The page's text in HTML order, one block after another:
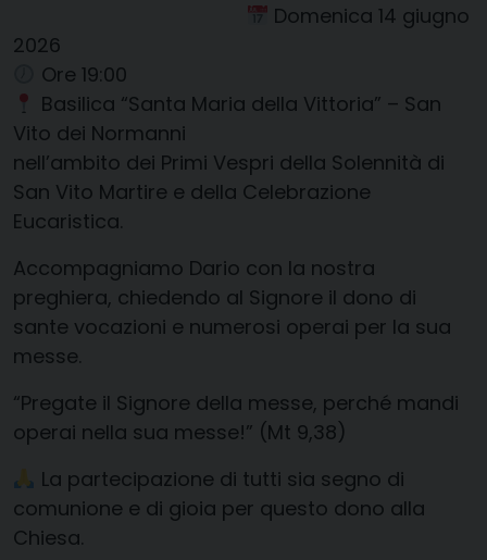
Domenica 14 giugno
2026
Ore 19:00
Basilica “Santa Maria della Vittoria” – San
Vito dei Normanni
nell’ambito dei Primi Vespri della Solennità di
San Vito Martire e della Celebrazione
Eucaristica.
Accompagniamo Dario con la nostra
preghiera, chiedendo al Signore il dono di
sante vocazioni e numerosi operai per la sua
messe.
“Pregate il Signore della messe, perché mandi
operai nella sua messe!” (Mt 9,38)
La partecipazione di tutti sia segno di
comunione e di gioia per questo dono alla
Chiesa.